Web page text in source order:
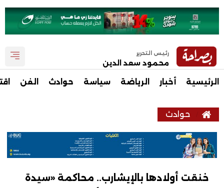
رئيس التحرير
محمود سعد الدين
الرئيسية أخبار الرياضة سياسة حوادث الفن
حوادث
خنقت أولادها بالإيشارب.. محاكمة «سيدة